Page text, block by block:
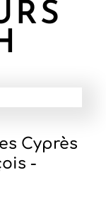
Cyprès
-